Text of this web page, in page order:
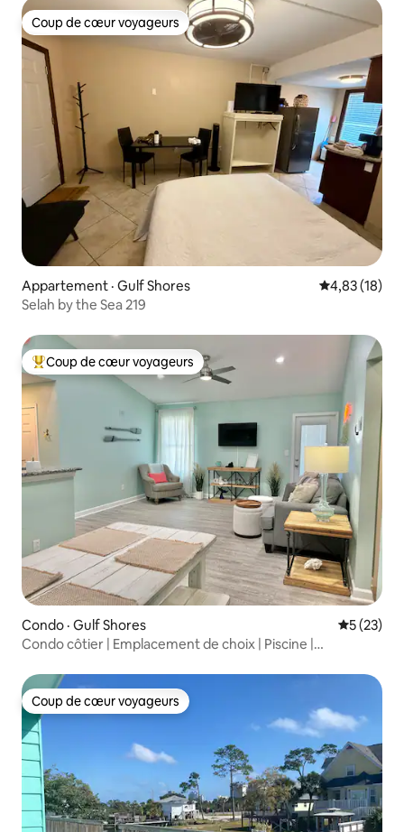
Coup de cœur voyageurs
Coup de cœur voyageurs
Appartement · Gulf Shores Note
4,83 (18)
Selah by the Sea 219
Coup de cœur voyageurs parmi les plus aimés
Coup de cœur voyageurs
Condo · Gulf Shores Note
5 (23)
Condo côtier | Emplacement de choix | Piscine |
Coup de cœur voyageurs
Coup de cœur voyageurs